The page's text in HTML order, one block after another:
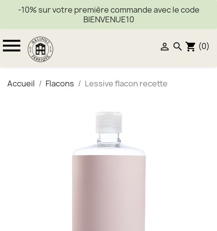
-10% sur votre première commande avec le code
BIENVENUE10
   shopping_cart (0)
Accueil Flacons Lessive flacon recette